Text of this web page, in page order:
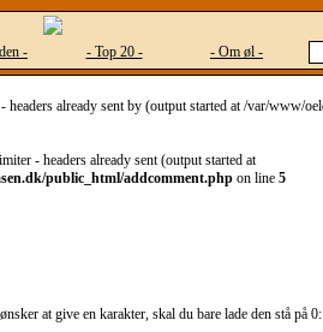
- - Top 20 - - Om øl -
headers already sent by (output started at /var/www/
- headers already sent (output started at
public_html/addcomment.php on line 5
at give en karakter, skal du bare lade den stå på 0: